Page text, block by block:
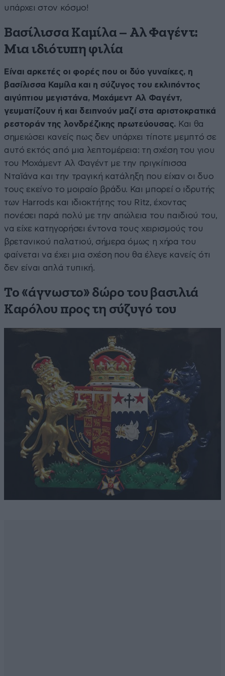
υπάρχει στον κόσμο!
Βασίλισσα Καμίλα – Αλ Φαγέντ:
Μια ιδιότυπη φιλία
Είναι αρκετές οι φορές που οι δύο γυναίκες, η
βασίλισσα Καμίλα και η σύζυγος του εκλιπόντος
αιγύπτιου μεγιστάνα, Μοχάμεντ Αλ Φαγέντ,
γευματίζουν ή και δειπνούν μαζί στα αριστοκρατικά
ρεστοράν της λονδρέζικης πρωτεύουσας. Και θα
σημειώσει κανείς πως δεν υπάρχει τίποτε μεμπτό σε
αυτό εκτός από μια λεπτομέρεια: τη σχέση του γιου
του Μοχάμεντ Αλ Φαγέντ με την πριγκίπισσα
Νταϊάνα και την τραγική κατάληξη που είχαν οι δυο
τους εκείνο το μοιραίο βράδυ. Και μπορεί ο ιδρυτής
των Harrods και ιδιοκτήτης του Ritz, έχοντας
πονέσει παρά πολύ με την απώλεια του παιδιού του,
να είχε κατηγορήσει έντονα τους χειρισμούς του
βρετανικού παλατιού, σήμερα όμως η χήρα του
φαίνεται να έχει μια σχέση που θα έλεγε κανείς ότι
δεν είναι απλά τυπική.
Το «άγνωστο» δώρο του βασιλιά
Καρόλου προς τη σύζυγό του